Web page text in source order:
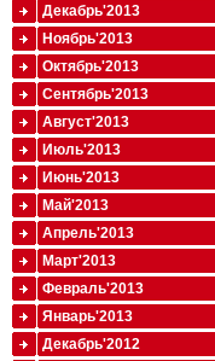
Декабрь'2013
Ноябрь'2013
Октябрь'2013
Сентябрь'2013
Август'2013
Июль'2013
Июнь'2013
Май'2013
Апрель'2013
Март'2013
Февраль'2013
Январь'2013
Декабрь'2012